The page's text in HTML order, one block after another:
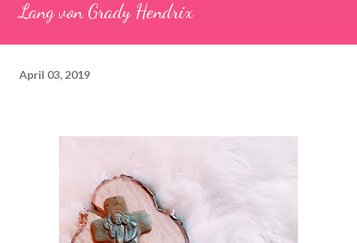
Lang von Grady Hendrix
April 03, 2019